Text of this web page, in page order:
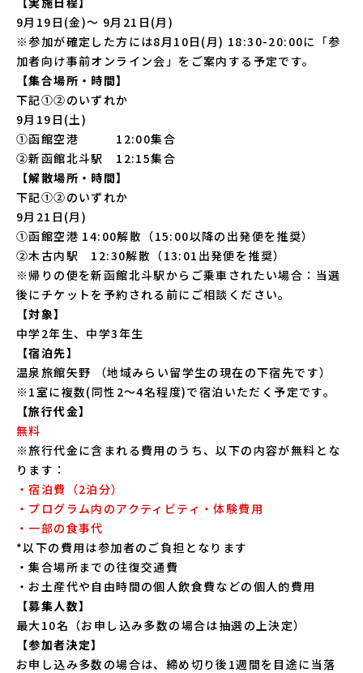
9月19日(金)〜 9月21日(月)
※参加が確定した方には8月10日(月) 18:30-20:00に「参
加者向け事前オンライン会」をご案内する予定です。
【集合場所・時間】
下記①②のいずれか
9月19日(土)
①函館空港 12:00集合
②新函館北斗駅 12:15集合
【解散場所・時間】
下記①②のいずれか
9月21日(月)
①函館空港 14:00解散（15:00以降の出発便を推奨）
②木古内駅 12:30解散（13:01出発便を推奨）
※帰りの便を新函館北斗駅からご乗車されたい場合：当選
後にチケットを予約される前にご相談ください。
【対象】
中学2年生、中学3年生
【宿泊先】
温泉旅館矢野 （地域みらい留学生の現在の下宿先です）
※1室に複数(同性2～4名程度)で宿泊いただく予定です。
【旅行代金】
無料
※旅行代金に含まれる費用のうち、以下の内容が無料とな
ります：
・宿泊費（2泊分）
・プログラム内のアクティビティ・体験費用
・一部の食事代
*以下の費用は参加者のご負担となります
・集合場所までの往復交通費
・お土産代や自由時間の個人飲食費などの個人的費用
【募集人数】
最大10名（お申し込み多数の場合は抽選の上決定）
【参加者決定】
お申し込み多数の場合は、締め切り後1週間を目途に当落